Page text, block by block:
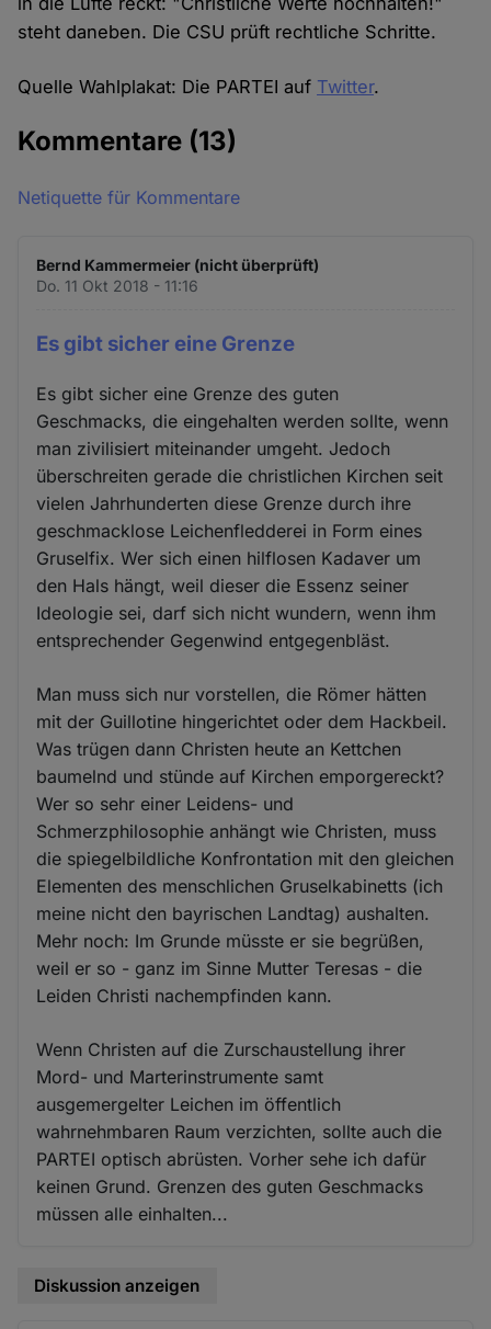
steht daneben. Die CSU prüft rechtliche Schritte.
Quelle Wahlplakat: Die PARTEI auf Twitter.
Kommentare (13)
Netiquette für Kommentare
Bernd Kammermeier (nicht überprüft)
Do. 11 Okt 2018 - 11:16
Es gibt sicher eine Grenze
Es gibt sicher eine Grenze des guten
Geschmacks, die eingehalten werden sollte, wenn
man zivilisiert miteinander umgeht. Jedoch
überschreiten gerade die christlichen Kirchen seit
vielen Jahrhunderten diese Grenze durch ihre
geschmacklose Leichenfledderei in Form eines
Gruselfix. Wer sich einen hilflosen Kadaver um
den Hals hängt, weil dieser die Essenz seiner
Ideologie sei, darf sich nicht wundern, wenn ihm
entsprechender Gegenwind entgegenbläst.
Man muss sich nur vorstellen, die Römer hätten
mit der Guillotine hingerichtet oder dem Hackbeil.
Was trügen dann Christen heute an Kettchen
baumelnd und stünde auf Kirchen emporgereckt?
Wer so sehr einer Leidens- und
Schmerzphilosophie anhängt wie Christen, muss
die spiegelbildliche Konfrontation mit den gleichen
Elementen des menschlichen Gruselkabinetts (ich
meine nicht den bayrischen Landtag) aushalten.
Mehr noch: Im Grunde müsste er sie begrüßen,
weil er so - ganz im Sinne Mutter Teresas - die
Leiden Christi nachempfinden kann.
Wenn Christen auf die Zurschaustellung ihrer
Mord- und Marterinstrumente samt
ausgemergelter Leichen im öffentlich
wahrnehmbaren Raum verzichten, sollte auch die
PARTEI optisch abrüsten. Vorher sehe ich dafür
keinen Grund. Grenzen des guten Geschmacks
müssen alle einhalten...
Diskussion anzeigen